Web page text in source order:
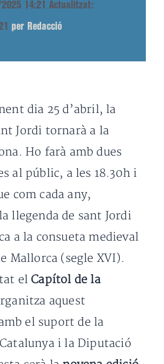
14:21 Actualitzat:
per Redacció
dia 25 d’abril, la
Jordi tornarà a la
Ho farà amb dues
al públic, a les 18.30h i
com cada any,
llegenda de sant Jordi
a la consueta medieval
Mallorca (segle XVI).
elCapítol de la
aquest
el suport de la
i la Diputació